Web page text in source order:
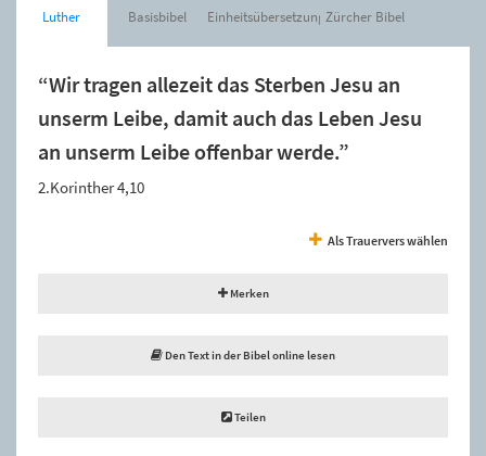
Luther Basisbibel Einheitsübersetzung Zürcher Bibel
“Wir tragen allezeit das Sterben Jesu an
unserm Leibe, damit auch das Leben Jesu
an unserm Leibe offenbar werde.”
2.Korinther 4,10
Als Trauervers wählen
Merken
Den Text in der Bibel online lesen
Teilen